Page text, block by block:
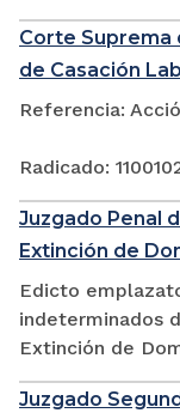
Corte Suprema
de Casación
Referencia:
Radicado:
Juzgado Penal
Extinción de
Edicto
indeterminados
Extinción de
Juzgado